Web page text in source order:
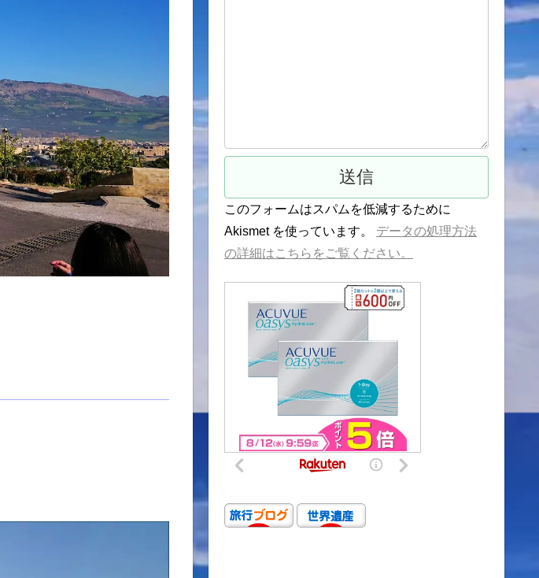
このフォームはスパムを低減するために
Akismet を使っています。 データの処理方法
の詳細はこちらをご覧ください。